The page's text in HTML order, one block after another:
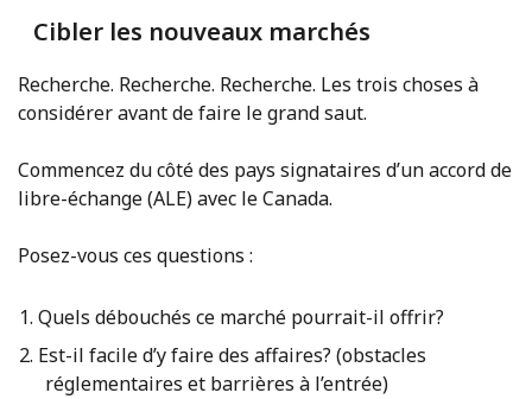
Cibler les nouveaux marchés
Recherche. Recherche. Recherche. Les trois choses à
considérer avant de faire le grand saut.
Commencez du côté des pays signataires d’un accord de
libre-échange (ALE) avec le Canada.
Posez-vous ces questions :
Quels débouchés ce marché pourrait-il offrir?
Est-il facile d’y faire des affaires? (obstacles
réglementaires et barrières à l’entrée)